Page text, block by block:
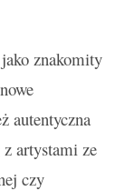
znakomity
autentyczna
artystami ze
czy